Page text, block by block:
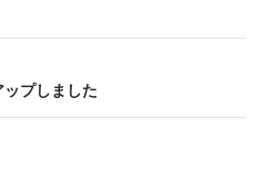
プしました